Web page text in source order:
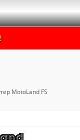
MotoLand FS